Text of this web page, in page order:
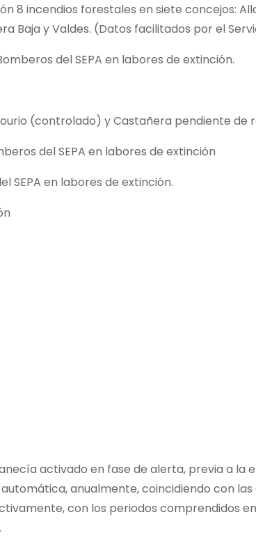
8 incendios forestales en siete concejos:
Baja y Valdes. (Datos facilitados por el
del SEPA en labores de extinción.
(controlado) y Castañera pendiente de
del SEPA en labores de extinción
SEPA en labores de extinción.
activado en fase de alerta, previa a la
anualmente, coincidiendo con
con los periodos comprendidos